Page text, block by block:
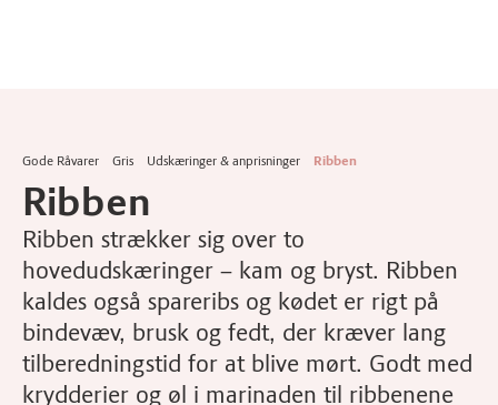
Gode Råvarer Gris Udskæringer & anprisninger Ribben
Ribben
Ribben strækker sig over to
hovedudskæringer – kam og bryst. Ribben
kaldes også spareribs og kødet er rigt på
bindevæv, brusk og fedt, der kræver lang
tilberedningstid for at blive mørt. Godt med
krydderier og øl i marinaden til ribbenene